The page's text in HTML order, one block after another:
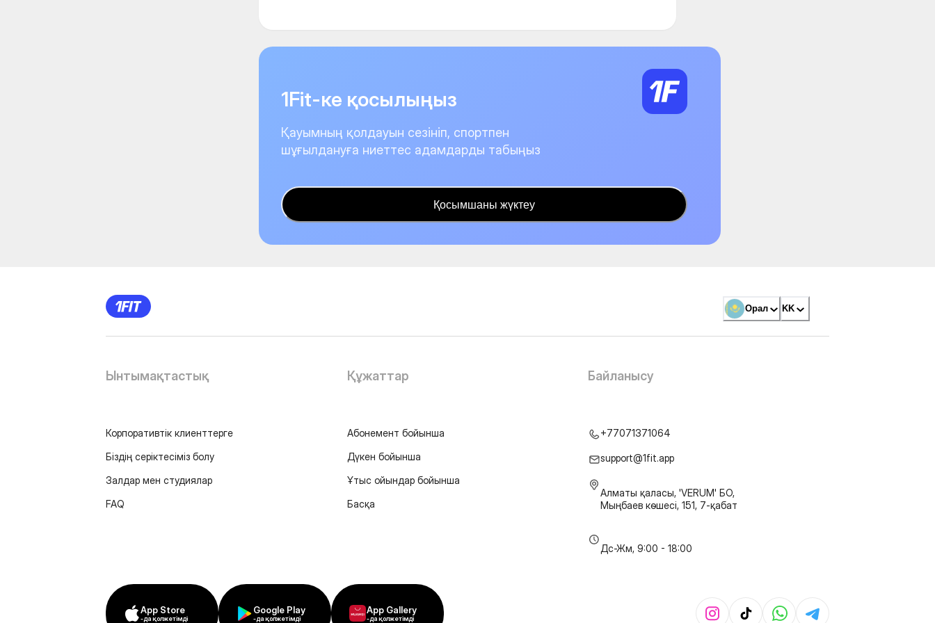
1Fit-ке қосылыңыз
Қауымның қолдауын сезініп, спортпен
шұғылдануға ниеттес адамдарды табыңыз
Қосымшаны жүктеу
Орал KK
Ынтымақтастық
Корпоративтік клиенттерге
Біздің серіктесіміз болу
Залдар мен студиялар
FAQ
Құжаттар
Абонемент бойынша
Дүкен бойынша
Ұтыс ойындар бойынша
Басқа
Байланысу
+77071371064
support@1fit.app
Алматы қаласы, 'VERUM' БО,
Мыңбаев көшесі, 151, 7-қабат
Дс-Жм, 9:00 - 18:00
App Store
-да қолжетімді
Google Play
-да қолжетімді
App Gallery
-да қолжетімді